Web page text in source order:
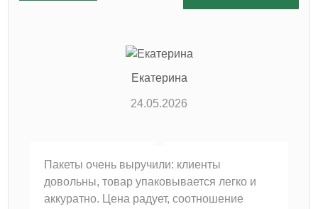
Екатерина
24.05.2026
Пакеты очень выручили: клиенты
довольны, товар упаковывается легко и
аккуратно. Цена радует, соотношение